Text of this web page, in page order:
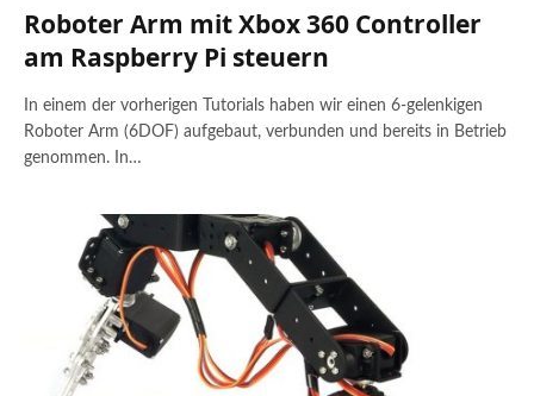
Roboter Arm mit Xbox 360 Controller
am Raspberry Pi steuern
In einem der vorherigen Tutorials haben wir einen 6-gelenkigen
Roboter Arm (6DOF) aufgebaut, verbunden und bereits in Betrieb
genommen. In…